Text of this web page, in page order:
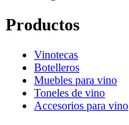
Productos
Vinotecas
Botelleros
Muebles para vino
Toneles de vino
Accesorios para vino